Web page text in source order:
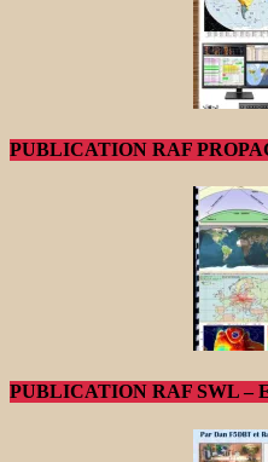
PUBLICATION RAF
PUBLICATION RAF SWL –